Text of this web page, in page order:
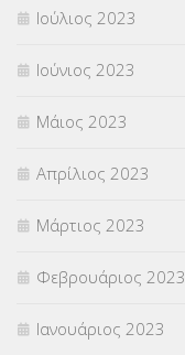
Ιούλιος 2023
Ιούνιος 2023
Μάιος 2023
Απρίλιος 2023
Μάρτιος 2023
Φεβρουάριος 2023
Ιανουάριος 2023